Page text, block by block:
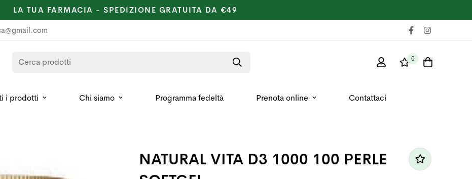
LA TUA FARMACIA - SPEDIZIONE GRATUITA DA €49
Cerca prodotti 0
i prodotti Chi siamo Programma fedeltà Prenota online Contattaci
NATURAL VITA D3 1000 100 PERLE